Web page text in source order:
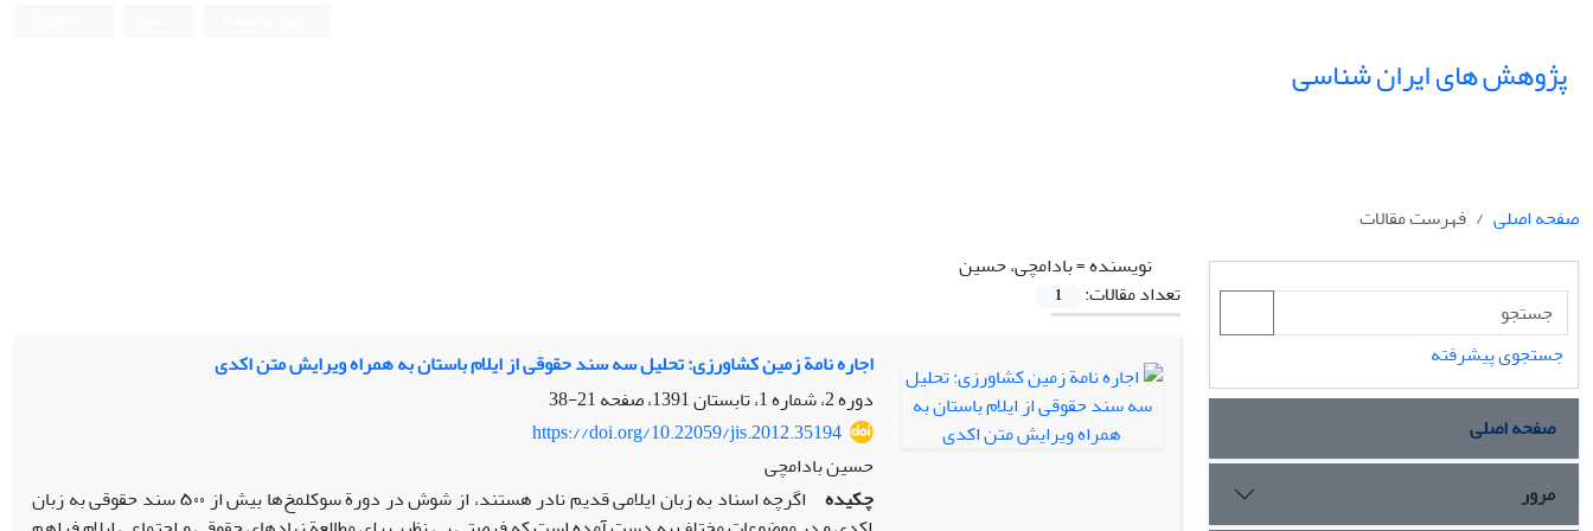
پژوهش های ایران شناسی
صفحه اصلی
فهرست مقالات
نویسنده =بادامچی، حسین
تعداد مقالات:
1
اجاره نامة زمین کشاورزی: تحلیل سه سند حقوقی از ایلام باستان به همراه ویرایش متن اکدی
دوره 2، شماره 1، تابستان 1391، صفحه
21-38
https://doi.org/10.22059/jis.2012.35194
حسین بادامچی
چکیده
اگرچه اسناد به زبان ایلامی قدیم نادر هستند، از شوش در دورة سوکل­مخ‌ها بیش از ۵۰۰ سند حقوقی به زبان
جستجوی پیشرفته
صفحه اصلی
مرور